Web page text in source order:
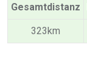
Gesamtdistanz
323km